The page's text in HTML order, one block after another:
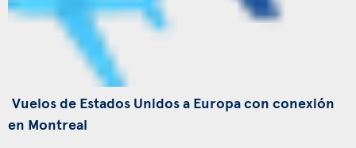
Vuelos de Estados Unidos a Europa con conexión
en Montreal